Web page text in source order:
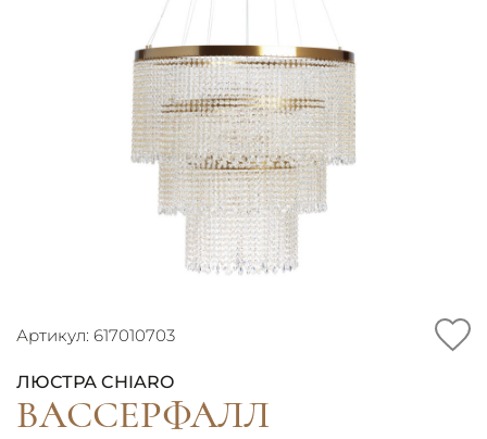
Артикул: 617010703
ЛЮСТРА CHIARO
ВАССЕРФАЛЛ